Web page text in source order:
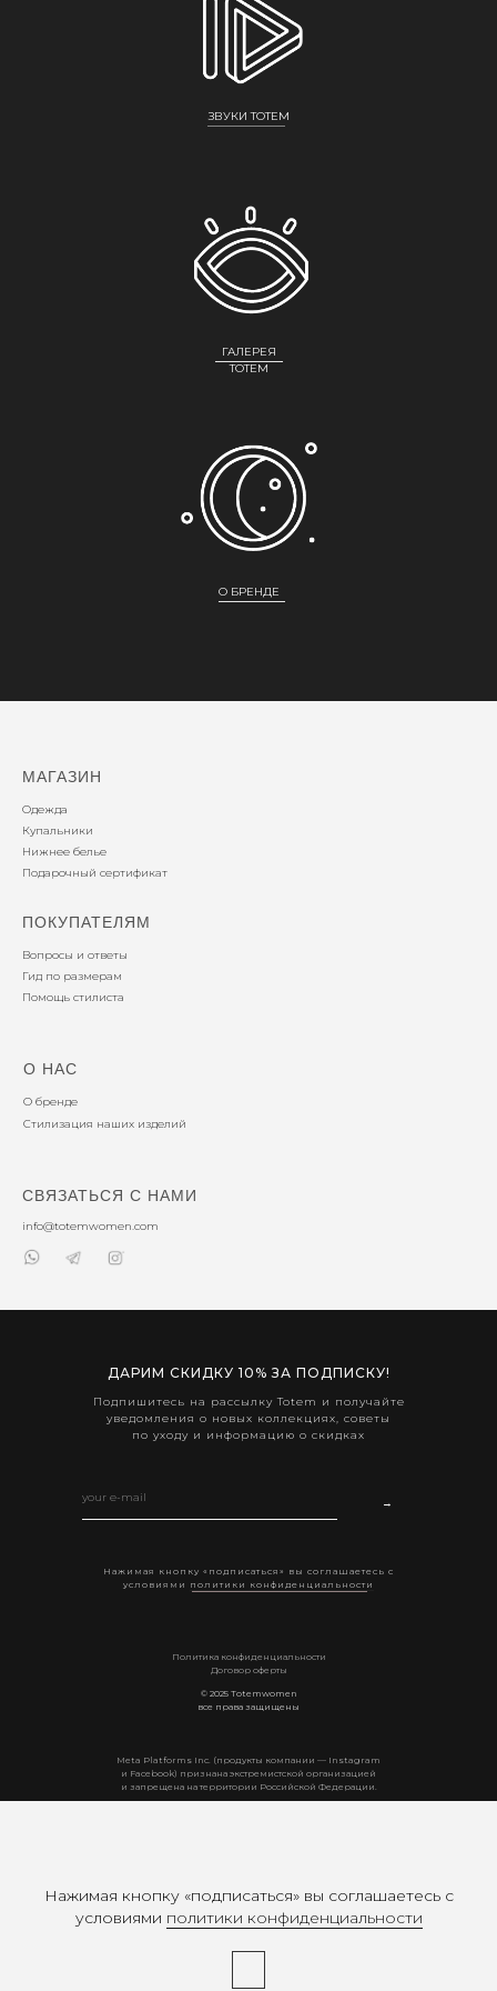
ЗВУКИ TOTEM
ГАЛЕРЕЯ
ТОТЕМ
О БРЕНДЕ
МАГАЗИН
Одежда
Купальники
Нижнее белье
Подарочный сертификат
ПОКУПАТЕЛЯМ
Вопросы и ответы
Гид по размерам
Помощь стилиста
О НАС
О бренде
Стилизация наших изделий
info@totemwomen.com
СВЯЗАТЬСЯ С НАМИ
Мeta Platforms Inc. (продукты компании — Instagram
и Facebook) признана экстремистской организацией
и запрещена на территории Российской Федерации.
© 2025 Totemwomen
все права защищены
Политика конфиденциальности
Договор оферты
→
Подпишитесь на рассылку Totem и получайте
уведомления о новых коллекциях, советы
по уходу и информацию о скидках
Нажимая кнопку «подписаться» вы соглашаетесь с
условиями политики конфиденциальности
ДАРИМ СКИДКУ 10% ЗА ПОДПИСКУ!
Нажимая кнопку «подписаться» вы соглашаетесь с
условиями политики конфиденциальности